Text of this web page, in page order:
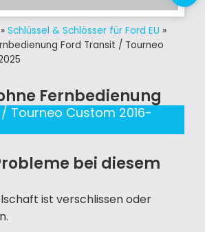
» Schlüssel & Schlösser für Ford EU »
Ford Transit / Tourneo
Fernbedienung
Tourneo Custom 2016-
bei diesem
ist verschlissen oder